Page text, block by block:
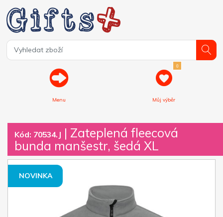
Menu
0
Můj výběr
Kód: 70534.J | Zateplená fleecová
bunda manšestr, šedá XL
NOVINKA